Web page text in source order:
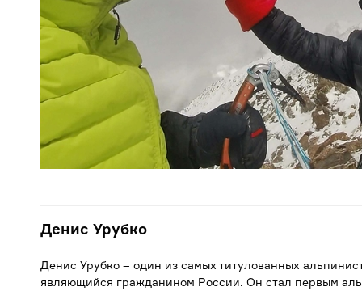
Денис Урубко
Денис Урубко – один из самых титулованных
являющийся гражданином России. Он стал первым